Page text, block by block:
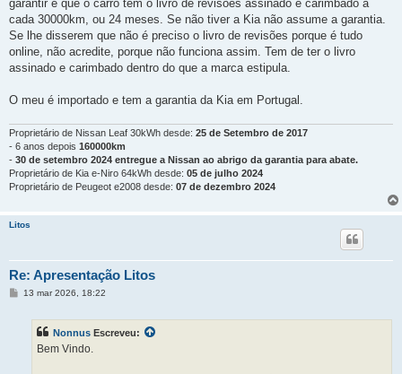
garantir é que o carro tem o livro de revisões assinado e carimbado a
cada 30000km, ou 24 meses. Se não tiver a Kia não assume a garantia.
Se lhe disserem que não é preciso o livro de revisões porque é tudo
online, não acredite, porque não funciona assim. Tem de ter o livro
assinado e carimbado dentro do que a marca estipula.
O meu é importado e tem a garantia da Kia em Portugal.
Proprietário de Nissan Leaf 30kWh desde: 25 de Setembro de 2017
- 6 anos depois 160000km
- 30 de setembro 2024 entregue a Nissan ao abrigo da garantia para abate.
Proprietário de Kia e-Niro 64kWh desde: 05 de julho 2024
Proprietário de Peugeot e2008 desde: 07 de dezembro 2024
Litos
Re: Apresentação Litos
M13 mar 2026, 18:22
Nonnus Escreveu:
Bem Vindo.